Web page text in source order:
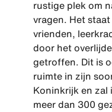
rustige plek om
vragen. Het
vrienden,
door het
getroffen. Dit is
ruimte in zijn
Koninkrijk en zal
meer dan 300